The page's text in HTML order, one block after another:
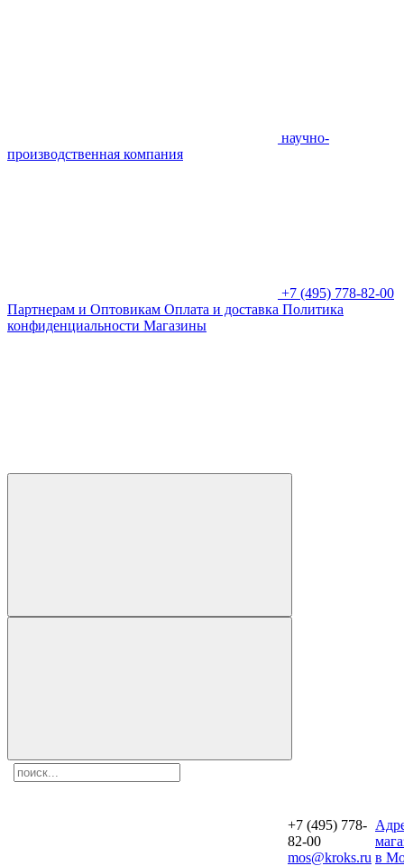
научно-
производственная компания
+7 (495) 778-82-00
Партнерам и Оптовикам Оплата и доставка Политика
конфиденциальности Магазины
+7 (495) 778-
82-00
mos@kroks.ru в